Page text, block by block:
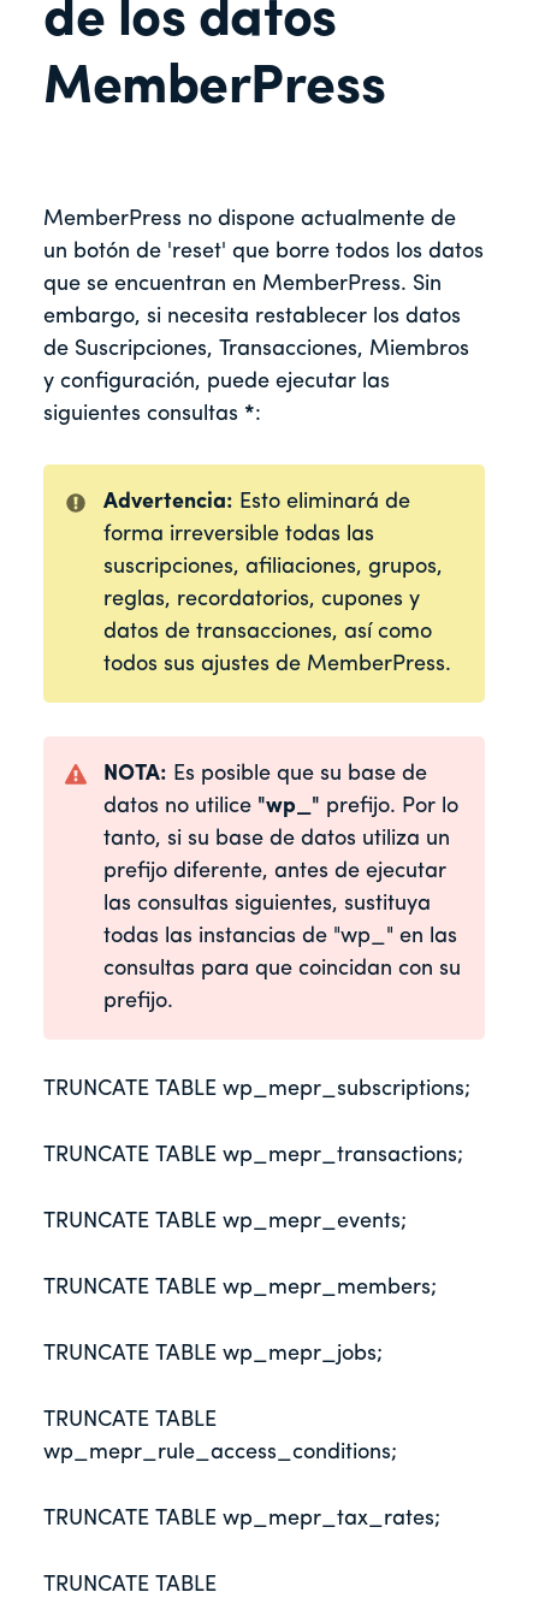
de los datos
MemberPress
MemberPress no dispone actualmente de
un botón de 'reset' que borre todos los datos
que se encuentran en MemberPress. Sin
embargo, si necesita restablecer los datos
de Suscripciones, Transacciones, Miembros
y configuración, puede ejecutar las
siguientes consultas *:
Advertencia: Esto eliminará de
forma irreversible todas las
suscripciones, afiliaciones, grupos,
reglas, recordatorios, cupones y
datos de transacciones, así como
todos sus ajustes de MemberPress.
NOTA: Es posible que su base de
datos no utilice "wp_" prefijo. Por lo
tanto, si su base de datos utiliza un
prefijo diferente, antes de ejecutar
las consultas siguientes, sustituya
todas las instancias de "wp_" en las
consultas para que coincidan con su
prefijo.
TRUNCATE TABLE wp_mepr_subscriptions;
TRUNCATE TABLE wp_mepr_transactions;
TRUNCATE TABLE wp_mepr_events;
TRUNCATE TABLE wp_mepr_members;
TRUNCATE TABLE wp_mepr_jobs;
TRUNCATE TABLE
wp_mepr_rule_access_conditions;
TRUNCATE TABLE wp_mepr_tax_rates;
TRUNCATE TABLE